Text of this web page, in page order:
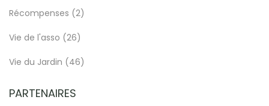
Récompenses (2)
Vie de l'asso (26)
Vie du Jardin (46)
PARTENAIRES